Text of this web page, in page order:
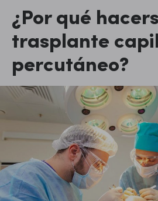
¿Por qué
trasplante
percutáneo?